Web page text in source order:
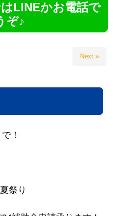
LINEかお電話で
ぞ♪
Next »
！
祭り